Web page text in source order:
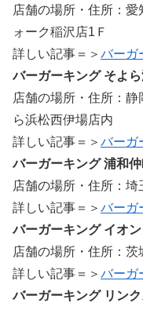
店舗の場所・住所：
ォーク稲沢店1Ｆ
詳しい記事＝＞ バーガ
バーガーキング そよ
店舗の場所・住所：
ら浜松西伊場店内
詳しい記事＝＞ バーガ
バーガーキング 浦和
店舗の場所・住所：
詳しい記事＝＞ バーガ
バーガーキング イオ
店舗の場所・住所：
詳しい記事＝＞ バーガ
バーガーキング リン